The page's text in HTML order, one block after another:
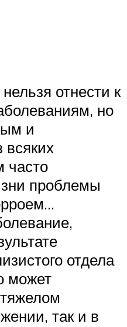
отнести к
но
и
всяких
часто
проблемы
отдела
может
так и в